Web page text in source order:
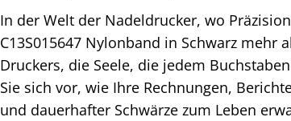
In der Welt der Nadeldrucker, wo
C13S015647 Nylonband in Schwarz mehr
Druckers, die Seele, die jedem
Sie sich vor, wie Ihre Rechnungen,
und dauerhafter Schwärze zum Leben